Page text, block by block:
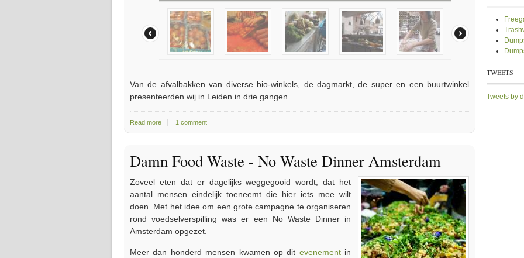
Van de afvalbakken van diverse bio-winkels, de dagmarkt, de super en een buurtwinkel
presenteerden wij in Leiden in drie gangen.
Read more about Dumpsterdam kookt in Leiden - Foto's
1 comment
Damn Food Waste - No Waste Dinner Amsterdam
Zoveel eten dat er dagelijks weggegooid wordt, dat het
aantal mensen eindelijk toeneemt die hier iets mee wilt
doen. Met het idee om een grote campagne te organiseren
rond voedselverspilling was er een No Waste Dinner in
Amsterdam opgezet.
Meer dan honderd mensen kwamen op dit evenementin
TWEETS
Tweets by